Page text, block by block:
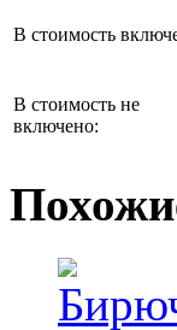
В стоимость
В стоимость не
включено: